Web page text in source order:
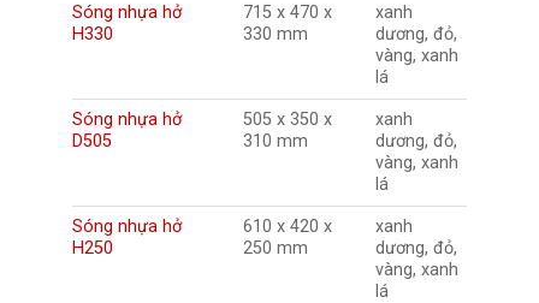
Sóng nhựa hở
H330
715 x 470 x
330 mm
xanh
dương, đỏ,
vàng, xanh
lá
Sóng nhựa hở
D505
505 x 350 x
310 mm
xanh
dương, đỏ,
vàng, xanh
lá
Sóng nhựa hở
H250
610 x 420 x
250 mm
xanh
dương, đỏ,
vàng, xanh
lá